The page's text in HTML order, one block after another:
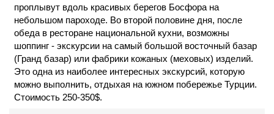
проплывут вдоль красивых берегов Босфора на
небольшом пароходе. Во второй половине дня, после
обеда в ресторане национальной кухни, возможны
шоппинг - экскурсии на самый большой восточный базар
(Гранд базар) или фабрики кожаных (меховых) изделий.
Это одна из наиболее интересных экскурсий, которую
можно выполнить, отдыхая на южном побережье Турции.
Стоимость 250-350$.